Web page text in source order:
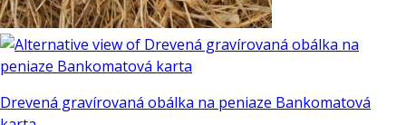
Drevená gravírovaná obálka na peniaze Bankomatová